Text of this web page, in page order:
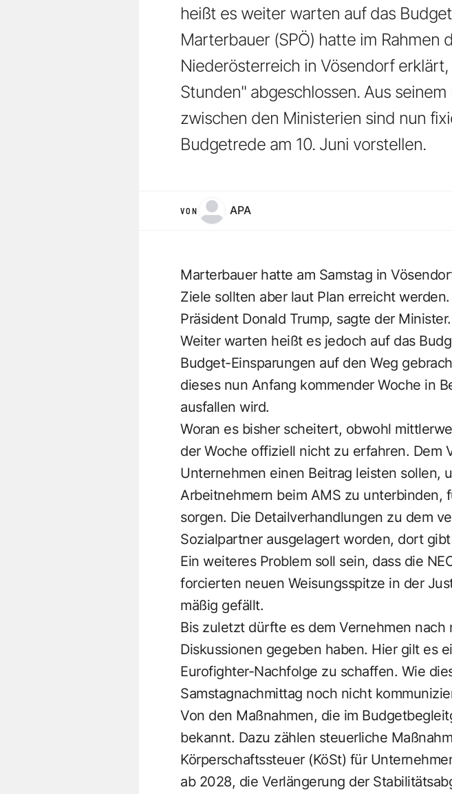
heißt es weiter warten auf das
Marterbauer (SPÖ) hatte im Rahmen
Niederösterreich in Vösendorf
Stunden" abgeschlossen. Aus
zwischen den Ministerien sind nun
Budgetrede am 10. Juni vorstellen.
VON APA
Marterbauer hatte am Samstag in
Ziele sollten aber laut Plan erreicht
Präsident Donald Trump, sagte der Minister.
Weiter warten heißt es jedoch auf das
Budget-Einsparungen auf den Weg
dieses nun Anfang kommender Woche in
ausfallen wird.
Woran es bisher scheitert, obwohl
der Woche offiziell nicht zu erfahren. Dem
Unternehmen einen Beitrag leisten sollen,
Arbeitnehmern beim AMS zu unterbinden,
sorgen. Die Detailverhandlungen zu dem
Sozialpartner ausgelagert worden, dort
Ein weiteres Problem soll sein, dass die
forcierten neuen Weisungsspitze in der
mäßig gefällt.
Bis zuletzt dürfte es dem Vernehmen
Diskussionen gegeben haben. Hier gilt es
Eurofighter-Nachfolge zu schaffen. Wie
Samstagnachmittag noch nicht
Von den Maßnahmen, die im
bekannt. Dazu zählen steuerliche
Körperschaftssteuer (KöSt) für
ab 2028, die Verlängerung der